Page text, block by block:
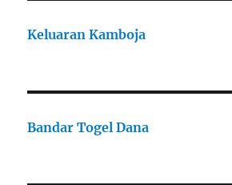
Keluaran Kamboja
Bandar Togel Dana